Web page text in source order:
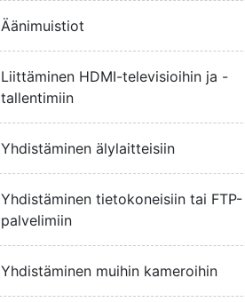
Äänimuistiot
Liittäminen HDMI-televisioihin ja -
tallentimiin
Yhdistäminen älylaitteisiin
Yhdistäminen tietokoneisiin tai FTP-
palvelimiin
Yhdistäminen muihin kameroihin